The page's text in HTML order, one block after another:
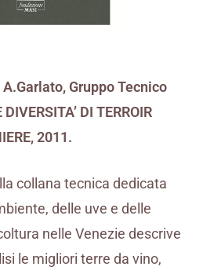
Gruppo Tecnico
DI TERROIR
2011.
collana tecnica dedicata
delle uve e delle
nelle Venezie descrive
le migliori terre da vino,